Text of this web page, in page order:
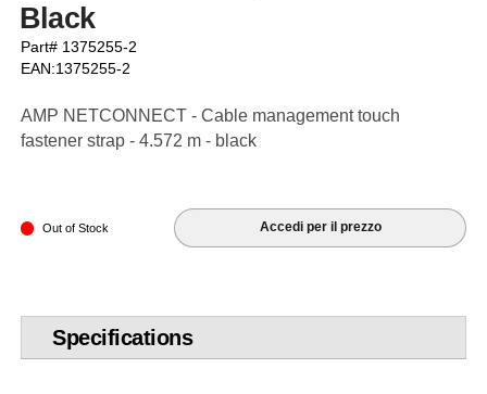
Black
Part# 1375255-2
EAN:1375255-2
AMP NETCONNECT - Cable management touch
fastener strap - 4.572 m - black
Out of Stock Accedi per il prezzo
Specifications